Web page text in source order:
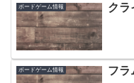
ボードゲーム情報 クラ
ボードゲーム情報 フラ